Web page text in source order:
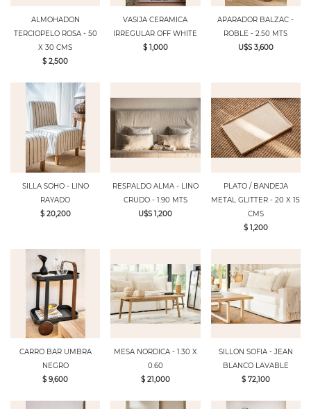
ALMOHADON
TERCIOPELO ROSA - 50
X 30 CMS
$ 2,500
VASIJA CERAMICA
IRREGULAR OFF WHITE
$ 1,000
APARADOR BALZAC -
ROBLE - 2.50 MTS
U$S 3,600
SILLA SOHO - LINO
RAYADO
$ 20,200
RESPALDO ALMA - LINO
CRUDO - 1.90 MTS
U$S 1,200
PLATO / BANDEJA
METAL GLITTER - 20 X 15
CMS
$ 1,200
CARRO BAR UMBRA
NEGRO
$ 9,600
MESA NORDICA - 1.30 X
0.60
$ 21,000
SILLON SOFIA - JEAN
BLANCO LAVABLE
$ 72,100